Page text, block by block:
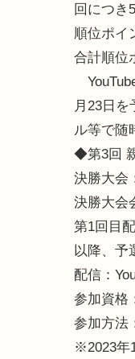
回につき
順位ポイ
合計順位
月23日
ル等で随
◆第3回
決勝大会
決勝大会
第1回目
以降、予
配信：
参加資格
参加方法
※2023年